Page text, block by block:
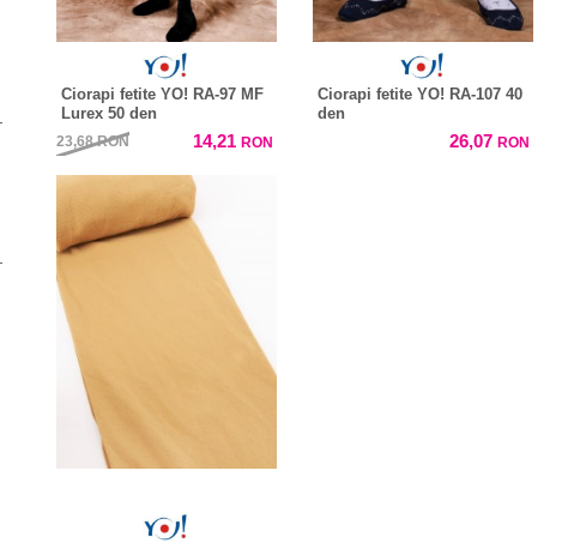
Ciorapi fetite YO! RA-97 MF
Lurex 50 den
23,68RON 14,21 RON
Ciorapi fetite YO! RA-107 40
den
26,07 RON